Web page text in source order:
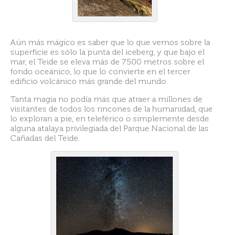
Aún más mágico es saber que lo que vemos sobre la
superficie es sólo la punta del iceberg, y que bajo el
mar, el Teide se eleva más de 7500 metros sobre el
fondo oceánico, lo que lo convierte en el tercer
edificio volcánico más grande del mundo.
Tanta magia no podía más que atraer a millones de
visitantes de todos los rincones de la humanidad, que
lo exploran a pie, en teleférico o simplemente desde
alguna atalaya privilegiada del Parque Nacional de las
Cañadas del Teide.